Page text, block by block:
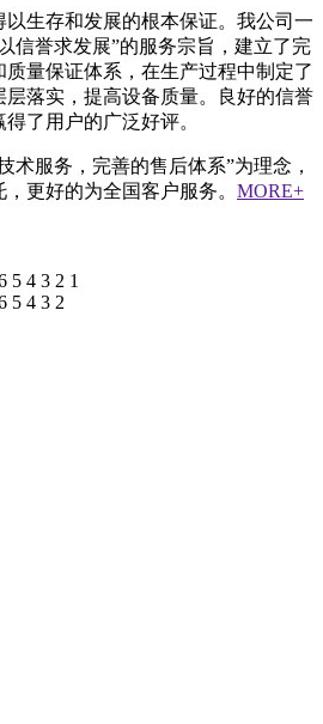
以生存和发展的根本保证。我公司一
信誉求发展”的服务宗旨，建立了完
量保证体系，在生产过程中制定了
落实，提高设备质量。良好的信誉
了用户的广泛好评。
术服务，完善的售后体系”为理念，
更好的为全国客户服务。 MORE+
5 4 3 2 1
5 4 3 2